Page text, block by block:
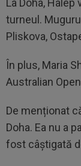
La Doha,
turneul.
Pliskova,
În plus, Maria
Australian
De menționat
Doha. Ea nu a
fost câștigată